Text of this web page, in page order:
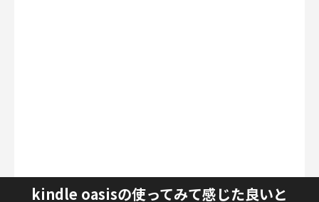
kindle oasisの使ってみて感じた良いと